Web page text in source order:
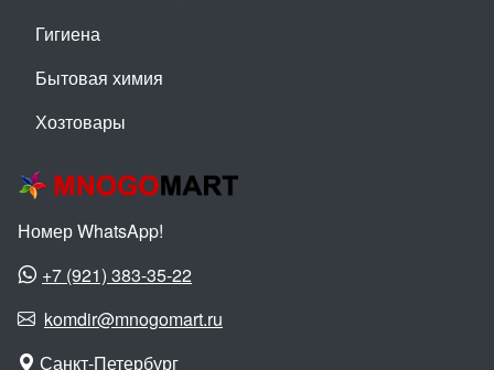
Гигиена
Бытовая химия
Хозтовары
Номер WhatsApp!
+7 (921) 383-35-22
komdir@mnogomart.ru
Санкт-Петербург